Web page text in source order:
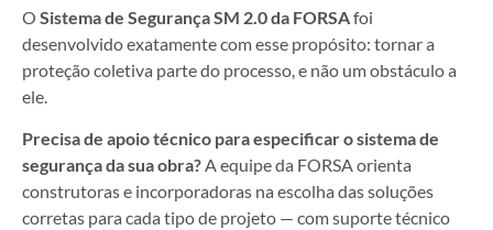
O Sistema de Segurança SM 2.0da FORSAfoi
desenvolvido exatamente com esse propósito: tornar a
proteção coletiva parte do processo, e não um obstáculo a
ele.
Precisa de apoio técnico para especificar o sistema de
segurança da sua obra?A equipe da FORSA orienta
construtoras e incorporadoras na escolha das soluções
corretas para cada tipo de projeto — com suporte técnico